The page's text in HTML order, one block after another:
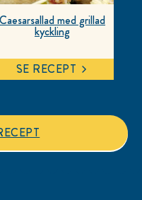
Caesarsallad med grillad
kyckling
SE RECEPT